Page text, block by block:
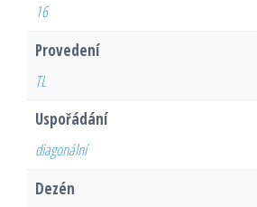
16
Provedení
TL
Uspořádání
diagonální
Dezén